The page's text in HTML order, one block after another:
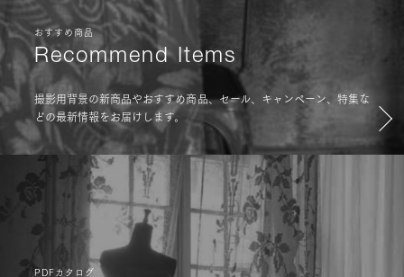
おすすめ商品
Recommend Items
撮影用背景の新商品やおすすめ商品、セール、キャンペーン、特集な
どの最新情報をお届けします。
PDFカタログ